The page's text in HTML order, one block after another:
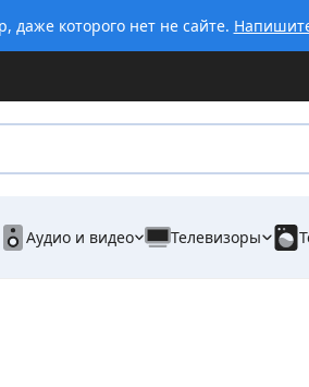
даже которого нет не сайте.
Аудио и видео Телевизоры